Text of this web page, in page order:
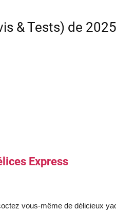
& Tests) de 2025
Express
vous-même de délicieux